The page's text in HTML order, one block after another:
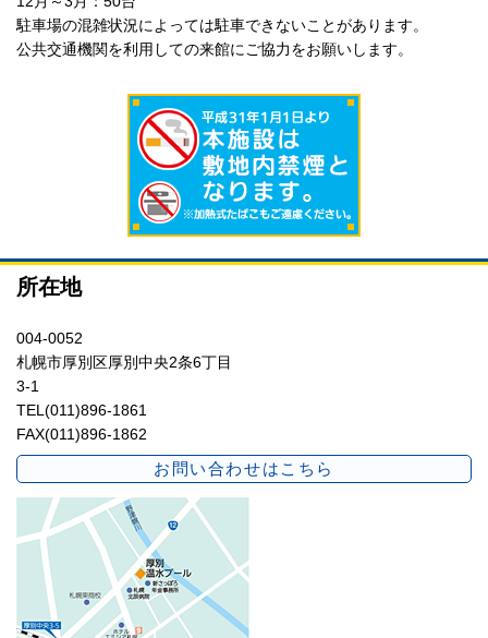
駐車場の混雑状況によっては駐車できないことがあります。
公共交通機関を利用しての来館にご協力をお願いします。
所在地
004-0052
札幌市厚別区厚別中央2条6丁目
3-1
TEL(011)896-1861
FAX(011)896-1862
お問い合わせはこちら